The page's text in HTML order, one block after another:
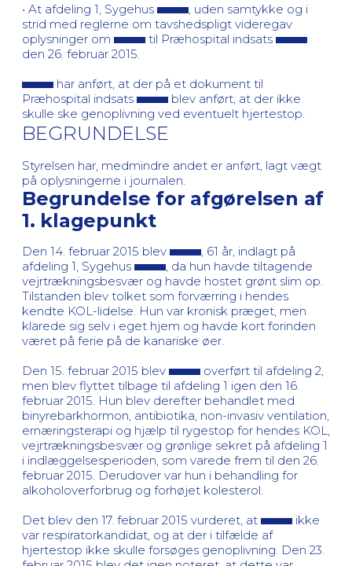
• At afdeling 1, Sygehus
, uden samtykke og i
strid med reglerne om tavshedspligt videregav
oplysninger om
til Præhospital indsats
den 26. februar 2015.
har anført, at der på et dokument til
Præhospital indsats
blev anført, at der ikke
skulle ske genoplivning ved eventuelt hjertestop.
BEGRUNDELSE
Styrelsen har, medmindre andet er anført, lagt vægt
på oplysningerne i journalen.
Begrundelse for afgørelsen af
1. klagepunkt
Den 14. februar 2015 blev
, 61 år, indlagt på
afdeling 1, Sygehus
, da hun havde tiltagende
vejrtrækningsbesvær og havde hostet grønt slim op.
Tilstanden blev tolket som forværring i hendes
kendte KOL-lidelse. Hun var kronisk præget, men
klarede sig selv i eget hjem og havde kort forinden
været på ferie på de kanariske øer.
Den 15. februar 2015 blev
overført til afdeling 2,
men blev flyttet tilbage til afdeling 1 igen den 16.
februar 2015. Hun blev derefter behandlet med
binyrebarkhormon, antibiotika, non-invasiv ventilation,
ernæringsterapi og hjælp til rygestop for hendes KOL,
vejrtrækningsbesvær og grønlige sekret på afdeling 1
i indlæggelsesperioden, som varede frem til den 26.
februar 2015. Derudover var hun i behandling for
alkoholoverforbrug og forhøjet kolesterol.
Det blev den 17. februar 2015 vurderet, at
ikke
var respiratorkandidat, og at der i tilfælde af
hjertestop ikke skulle forsøges genoplivning. Den 23.